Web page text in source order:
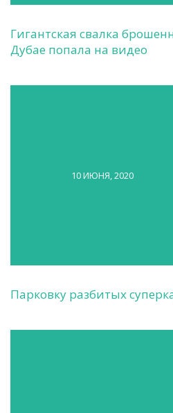
Гигантская свалка
Дубае попала на видео
10 ИЮНЯ, 2020
Парковку разбитых